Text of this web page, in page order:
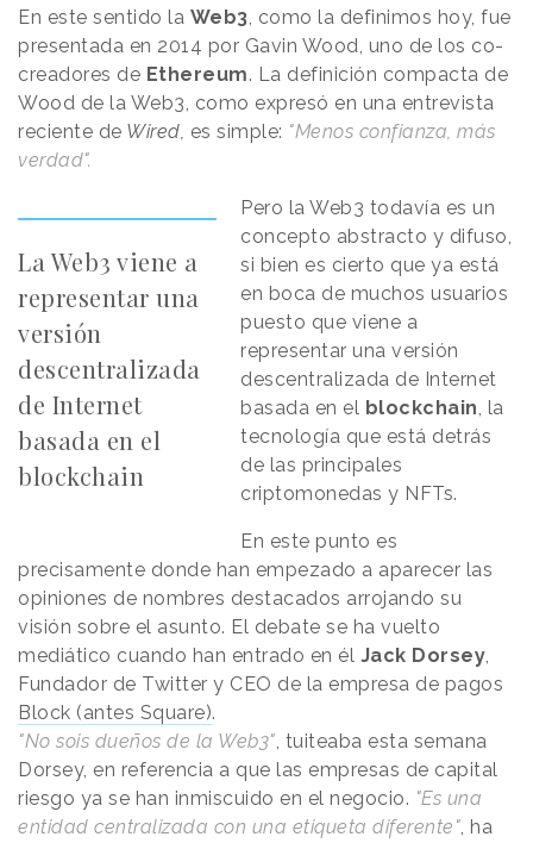
En este sentido la Web3, como la definimos hoy, fue
presentada en 2014 por Gavin Wood, uno de los co-
creadores de Ethereum. La definición compacta de
Wood de la Web3, como expresó en una entrevista
reciente de Wired, es simple: "Menos confianza, más
verdad".
La Web3 viene a
representar una
versión
descentralizada
de Internet
basada en el
blockchain
Pero la Web3 todavía es un
concepto abstracto y difuso,
si bien es cierto que ya está
en boca de muchos usuarios
puesto que viene a
representar una versión
descentralizada de Internet
basada en el blockchain, la
tecnología que está detrás
de las principales
criptomonedas y NFTs.
En este punto es
precisamente donde han empezado a aparecer las
opiniones de nombres destacados arrojando su
visión sobre el asunto. El debate se ha vuelto
mediático cuando han entrado en él Jack Dorsey,
Fundador de Twitter y CEO de la empresa de pagos
Block (antes Square).
"No sois dueños de la Web3", tuiteaba esta semana
Dorsey, en referencia a que las empresas de capital
riesgo ya se han inmiscuido en el negocio. "Es una
entidad centralizada con una etiqueta diferente", ha